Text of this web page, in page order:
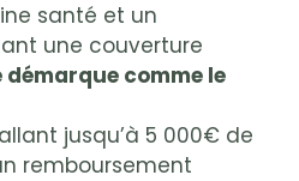
santé et un
une couverture
démarque comme le
jusqu’à 5 000€ de
remboursement